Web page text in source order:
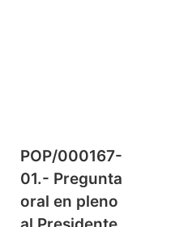
POP/000167-
01.- Pregunta
oral en pleno